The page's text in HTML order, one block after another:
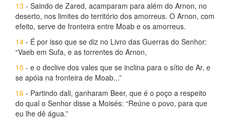
13 - Saindo de Zared, acamparam para além do Arnon, no
deserto, nos limites do território dos amorreus. O Arnon, com
efeito, serve de fronteira entre Moab e os amorreus.
14 - É por isso que se diz no Livro das Guerras do Senhor:
“Vaeb em Sufa, e as torrentes do Arnon,
15 - e o declive dos vales que se inclina para o sítio de Ar, e
se apóia na fronteira de Moab...”
16 - Partindo dali, ganharam Beer, que é o poço a respeito
do qual o Senhor disse a Moisés: “Reúne o povo, para que
eu lhe dê água.”